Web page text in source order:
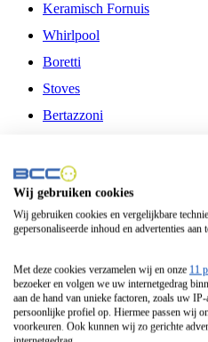
Keramisch Fornuis
Whirlpool
Boretti
Stoves
Bertazzoni
Fitelli
Airfryer
Frituurpan
Contactgrill
Broodbakmachine
Broodrooster
Wij gebruiken cookies
Wij gebruiken cookies en vergelijkbare
gepersonaliseerde inhoud en advertenties aan
Met deze cookies verzamelen wij en onze 11
bezoeker en volgen we uw internetgedrag
aan de hand van unieke factoren, zoals uw
persoonlijke profiel op. Hiermee passen wij
voorkeuren. Ook kunnen wij zo gerichte